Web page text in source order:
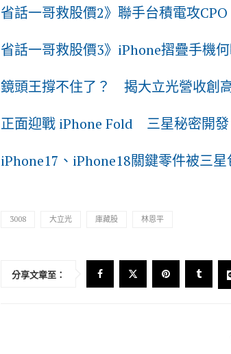
省話一哥救股價2》聯手台積電攻
省話一哥救股價3》iPhone摺疊手機
鏡頭王撐不住了？ 揭大立光營收創
正面迎戰 iPhone Fold 三星秘密開
iPhone17、iPhone18關鍵零件被三
3008 大立光 庫藏股 林恩平
分享文章至：